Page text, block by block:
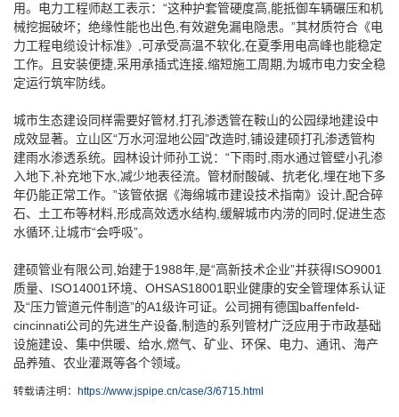
用。电力工程师赵工表示：“这种护套管硬度高,能抵御车辆碾压和机
械挖掘破坏；绝缘性能也出色,有效避免漏电隐患。”其材质符合《电
力工程电缆设计标准》,可承受高温不软化,在夏季用电高峰也能稳定
工作。且安装便捷,采用承插式连接,缩短施工周期,为城市电力安全稳
定运行筑牢防线。
城市生态建设同样需要好管材,打孔渗透管在鞍山的公园绿地建设中
成效显著。立山区“万水河湿地公园”改造时,铺设建硕打孔渗透管构
建雨水渗透系统。园林设计师孙工说：“下雨时,雨水通过管壁小孔渗
入地下,补充地下水,减少地表径流。管材耐酸碱、抗老化,埋在地下多
年仍能正常工作。”该管依据《海绵城市建设技术指南》设计,配合碎
石、土工布等材料,形成高效透水结构,缓解城市内涝的同时,促进生态
水循环,让城市“会呼吸”。
建硕管业有限公司,始建于1988年,是“高新技术企业”并获得ISO9001
质量、ISO14001环境、OHSAS18001职业健康的安全管理体系认证
及“压力管道元件制造”的A1级许可证。公司拥有德国baffenfeld-
cincinnati公司的先进生产设备,制造的系列管材广泛应用于市政基础
设施建设、集中供暖、给水,燃气、矿业、环保、电力、通讯、海产
品养殖、农业灌溉等各个领域。
转载请注明： https://www.jspipe.cn/case/3/6715.html